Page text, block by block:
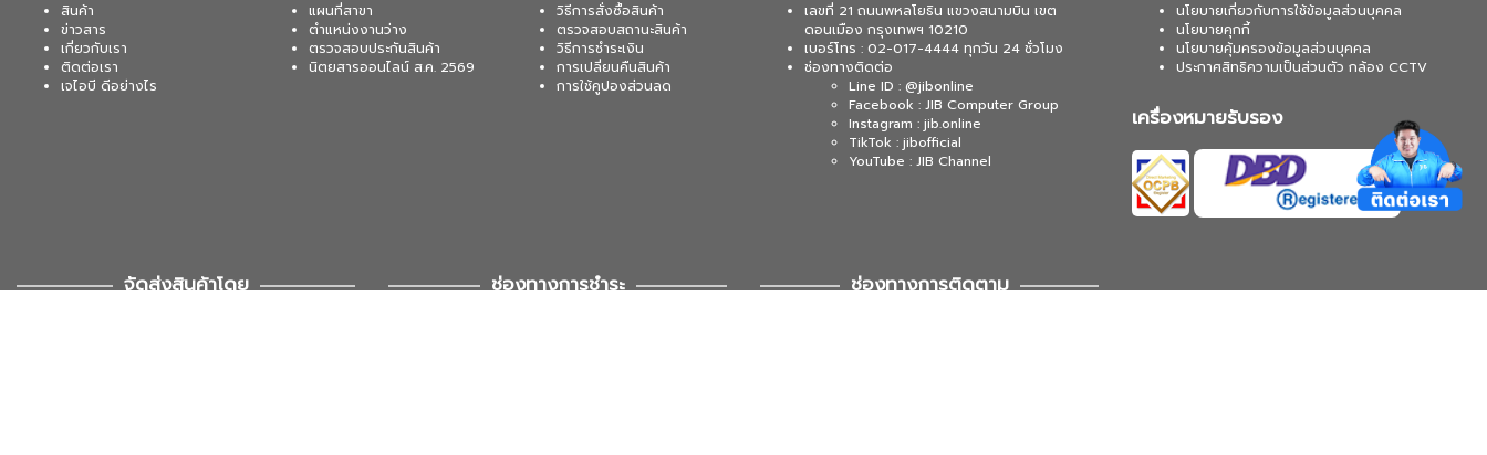
สินค้า
ข่าวสาร
เกี่ยวกับเรา
ติดต่อเรา
เจไอบี ดีอย่างไร
แผนที่สาขา
ตำแหน่งงานว่าง
ตรวจสอบประกันสินค้า
นิตยสารออนไลน์ ส.ค. 2569
วิธีการสั่งซื้อสินค้า
ตรวจสอบสถานะสินค้า
วิธีการชำระเงิน
การเปลี่ยนคืนสินค้า
การใช้คูปองส่วนลด
เลขที่ 21 ถนนพหลโยธิน แขวงสนามบิน เขต
ดอนเมือง กรุงเทพฯ 10210
เบอร์โทร : 02-017-4444 ทุกวัน 24 ชั่วโมง
ช่องทางติดต่อ
Line ID : @jibonline
Facebook : JIB Computer Group
Instagram : jib.online
TikTok : jibofficial
YouTube : JIB Channel
นโยบายเกี่ยวกับการใช้ข้อมูลส่วนบุคคล
นโยบายคุกกี้
นโยบายคุ้มครองข้อมูลส่วนบุคคล
ประกาศสิทธิความเป็นส่วนตัว กล้อง CCTV
เครื่องหมายรับรอง
จัดส่งสินค้าโดย ช่องทางการชำระ ช่องทางการติดตาม